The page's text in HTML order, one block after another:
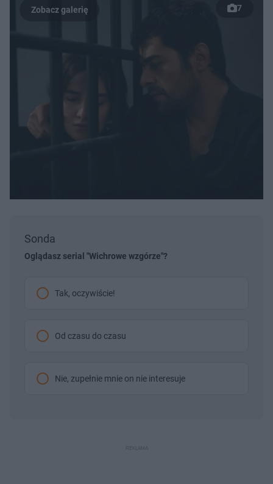
7
Sonda
Oglądasz serial "Wichrowe wzgórze"?
Tak, oczywiście!
Od czasu do czasu
Nie, zupełnie mnie on nie interesuje